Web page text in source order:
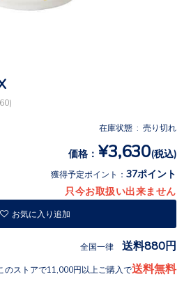
在庫状態 : 売り切れ
価格： ¥3,630(税込)
獲得予定ポイント： 37ポイント
只今お取扱い出来ません
お気に入り追加
全国一律 送料880円
のストアで11,000円以上ご購入で送料無料